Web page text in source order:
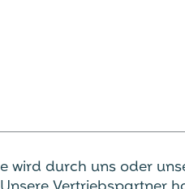
wird durch uns oder
Vertriebspartner